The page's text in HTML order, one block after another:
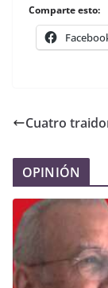
Comparte esto:
Cuatro
OPINIÓN